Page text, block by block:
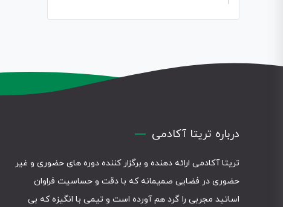
درباره تریتا آکادمی
تریتا آکادمی ارائه دهنده و برگزار کننده دوره های حضوری و غیر
حضوری در فضایی صمیمانه که با دقت و حساسیت فراوان
اساتید مجربی را گرد هم آورده است و تیمی با انگیزه که بی